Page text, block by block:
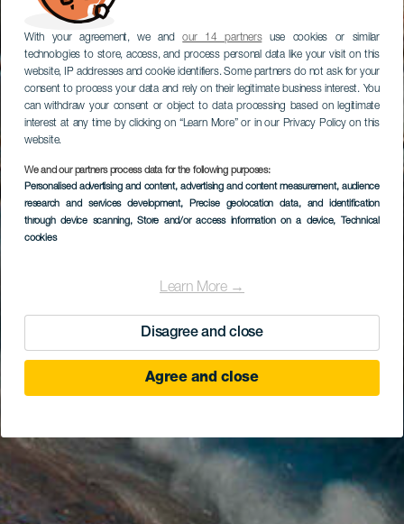
With your agreement, we andour 14 partnersuse cookies or similar
technologies to store, access, and process personal data like your visit on this
website, IP addresses and cookie identifiers. Some partners do not ask for your
consent to process your data and rely on their legitimate business interest. You
can withdraw your consent or object to data processing based on legitimate
interest at any time by clicking on “Learn More” or in our Privacy Policy on this
website.
We and our partners process data for the following purposes:
Personalised advertising and content, advertising and content measurement, audience
research and services development, Precise geolocation data, and identification
through device scanning, Store and/or access information on a device, Technical
cookies
Learn More →
Disagree and close
Agree and close